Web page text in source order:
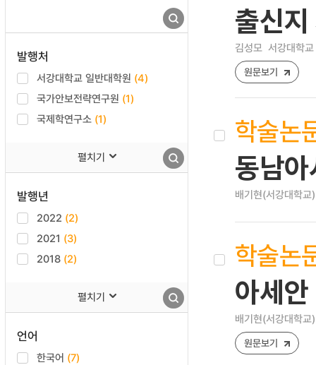
발행처
서강대학교 일반대학원 (4)
국가안보전략연구원 (1)
국제학연구소 (1)
펼치기
발행년
2022 (2)
2021 (3)
2018 (2)
펼치기
언어
한국어 (7)
출신
김성모 서강대학
원문보기
학술논
동남
배기현(서강대학교)
학술논
아세
배기현(서강대학교)
원문보기